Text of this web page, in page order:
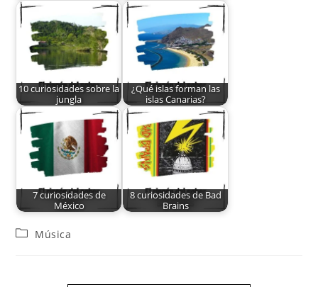
10 curiosidades sobre la
jungla
¿Qué islas forman las
islas Canarias?
7 curiosidades de
México
8 curiosidades de Bad
Brains
Música